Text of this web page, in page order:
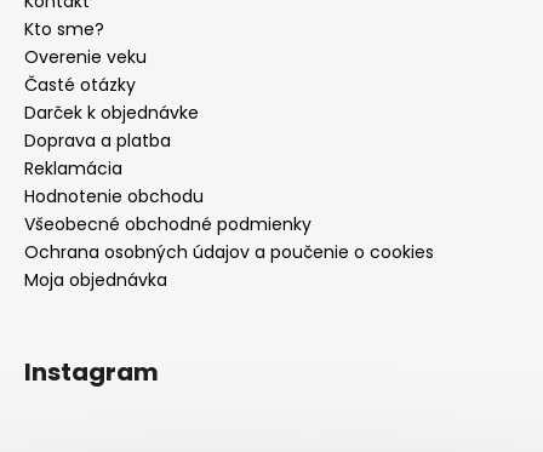
Kto sme?
Overenie veku
Časté otázky
Darček k objednávke
Doprava a platba
Reklamácia
Hodnotenie obchodu
Všeobecné obchodné podmienky
Ochrana osobných údajov a poučenie o cookies
Moja objednávka
Instagram